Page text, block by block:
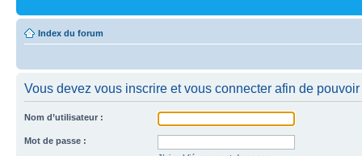
Index du forum
Vous devez vous inscrire et vous connecter afin de
Nom d’utilisateur :
Mot de passe :